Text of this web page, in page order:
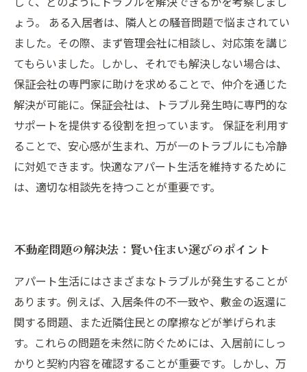
ょう。 ある入居者は、隣人との騒音問題で悩まされてい
ました。その際、まず管理会社に相談し、対応策を講じ
てもらいました。しかし、それでも解決しない場合は、
保証会社の専門家に助けを求めることで、仲介を通じた
解決が可能に。保証会社は、トラブル発生時に専門的な
サポートを提供する役割を担っています。 保証を利用す
ることで、安心感が生まれ、万が一のトラブルにも冷静
に対処できます。快適なアパート生活を維持するために
は、適切な相談先を持つことが重要です。
不動産問題の解決法：賢い住まい選びのポイント
アパート生活にはさまざまなトラブルが発生することが
あります。例えば、入居条件の不一致や、敷金の返還に
関する問題、また近隣住民との摩擦などが挙げられま
す。これらの問題を未然に防ぐためには、入居前にしっ
かりと契約内容を確認することが重要です。しかし、万